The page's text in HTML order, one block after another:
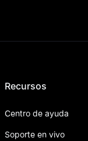
Recursos
Centro de ayuda
Soporte en vivo